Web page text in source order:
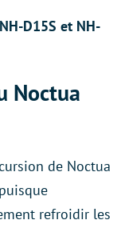
D15S et NH-
Noctua
de Noctua
refroidir les